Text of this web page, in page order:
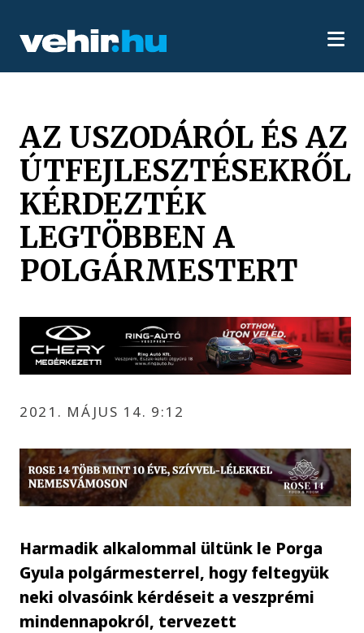
AZ USZODÁRÓL ÉS AZ
ÚTFEJLESZTÉSEKRŐL
KÉRDEZTÉK
LEGTÖBBEN A
POLGÁRMESTERT
2021. MÁJUS 14. 9:12
Harmadik alkalommal ültünk le Porga
Gyula polgármesterrel, hogy feltegyük
neki olvasóink kérdéseit a veszprémi
mindennapokról, tervezett